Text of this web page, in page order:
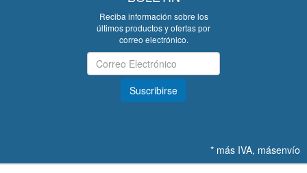
Reciba información sobre los
últimos productos y ofertas por
correo electrónico.
Boletín
Suscribirse
* más IVA, másenvío